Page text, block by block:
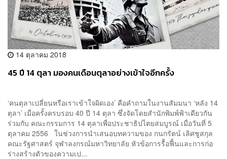
14 ตุลาคม 2018
45 ปี 14 ตุลา มองคนเดือนตุลาอย่างเข้าใจอีกครั้ง
‘คนตุลาเปลี่ยนหรือเราเข้าใจผิดเอง’ คือคำถามในงานสัมมนา ‘หลัง 14
ตุลา’ เมื่อครั้งครบรอบ 40 ปี 14 ตุลา ซึ่งจัดโดยสำนักพิมพ์ฟ้าเดียวกัน
ร่วมกับ คณะกรรมการ 14 ตุลาเพื่อประชาธิปไตยสมบูรณ์ เมื่อวันที่ 5
ตุลาคม 2556 ในช่วงการนำเสนอบทความของ กนกรัตน์ เลิศชูสกุล
คณะรัฐศาสตร์ จุฬาลงกรณ์มหาวิทยาลัย หัวข้อการรื้อฟื้นและการก่อ
ร่างสร้างตัวของความเป...